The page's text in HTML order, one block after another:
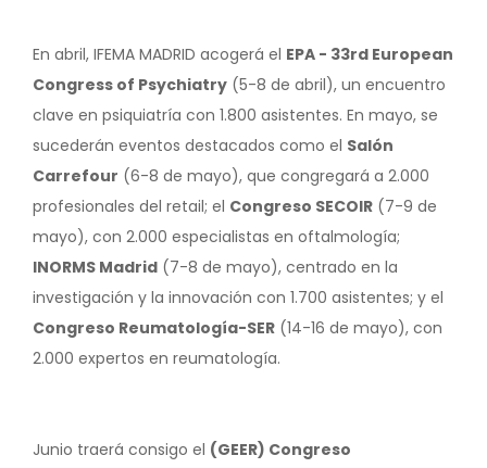
En abril, IFEMA MADRID acogerá el EPA - 33rd European
Congress of Psychiatry (5-8 de abril), un encuentro
clave en psiquiatría con 1.800 asistentes. En mayo, se
sucederán eventos destacados como el Salón
Carrefour (6-8 de mayo), que congregará a 2.000
profesionales del retail; el Congreso SECOIR (7-9 de
mayo), con 2.000 especialistas en oftalmología;
INORMS Madrid (7-8 de mayo), centrado en la
investigación y la innovación con 1.700 asistentes; y el
Congreso Reumatología-SER (14-16 de mayo), con
2.000 expertos en reumatología.
Junio traerá consigo el (GEER) Congreso